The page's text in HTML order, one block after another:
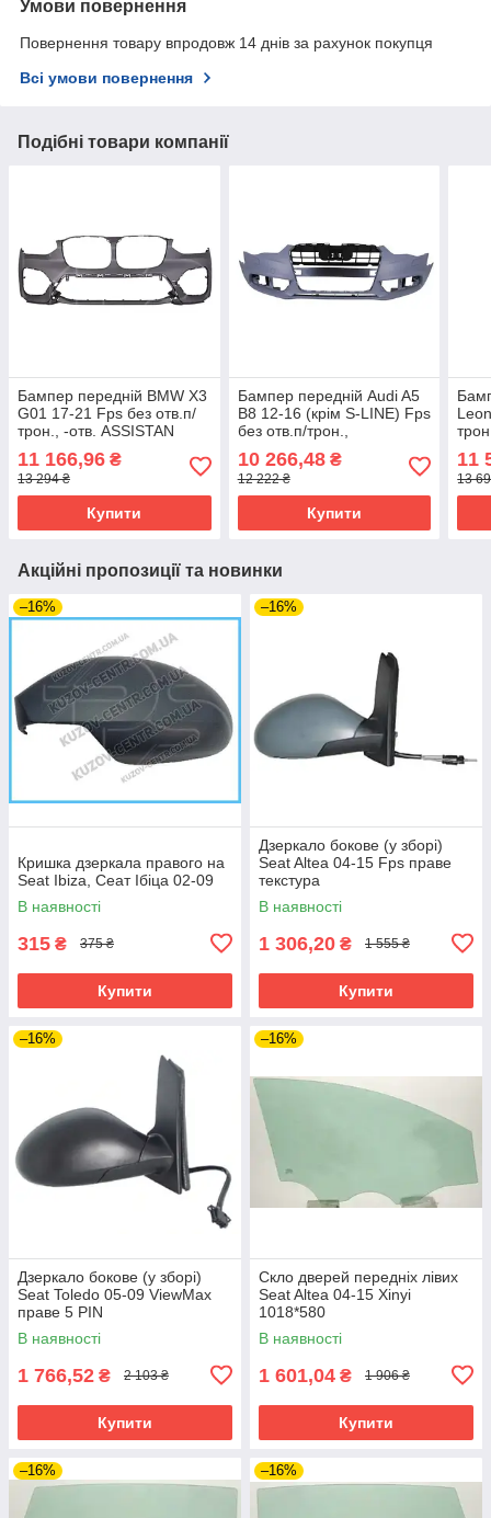
Умови повернення
Повернення товару впродовж 14 днів за рахунок покупця
Всі умови повернення
Подібні товари компанії
Бампер передній BMW X3
G01 17-21 Fps без отв.п/
трон., -отв. ASSISTAN
SPORT), грунт.
11 166,96 ₴
13 294 ₴
Купити
Бампер передній Audi A5
B8 12-16 (крім S-LINE) Fps
без отв.п/трон.,
грунт.
10 266,48₴
12 222 ₴
Купити
11
13
Акційні пропозиції та новинки
–16%
Кришка дзеркала правого на
Seat Ibiza, Сеат Ібіца 02-09
В наявності
315 ₴ 375 ₴
Купити
–16%
Дзеркало бокове (у зборі)
Seat Altea 04-15 Fps праве
текстура
В наявності
1 306,20 ₴ 1 555 ₴
Купити
–16%
Дзеркало бокове (у зборі)
Seat Toledo 05-09 ViewMax
праве 5 PIN
В наявності
1 766,52 ₴ 2 103 ₴
Купити
–16%
Скло дверей передніх лівих
Seat Altea 04-15 Xinyi
1018*580
В наявності
1 601,04 ₴ 1 906 ₴
Купити
–16% –16%